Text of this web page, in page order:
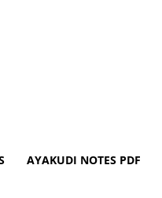
AYAKUDI NOTES PDF